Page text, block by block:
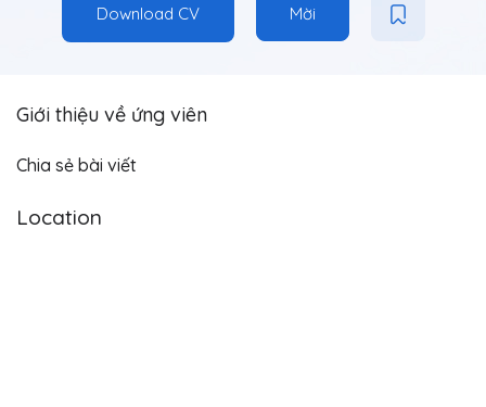
Download CV Mời
Giới thiệu về ứng viên
Chia sẻ bài viết
Location